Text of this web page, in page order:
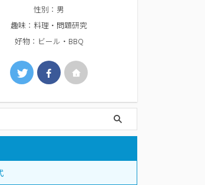
性別：男
趣味：料理・問題研究
好物：ビール・BBQ